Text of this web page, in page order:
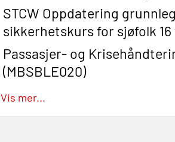
STCW Oppdatering
sikkerhetskurs for sjøfolk 16
Passasjer- og
(MBSBLE020)
Passasjer- og
Vis mer...